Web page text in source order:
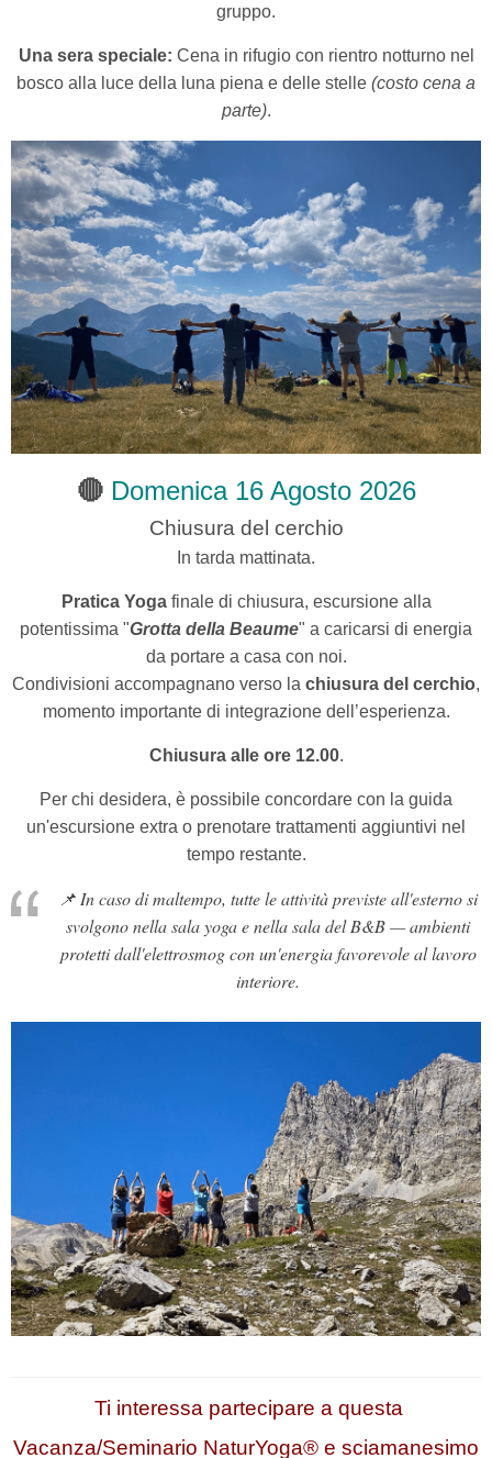
gruppo.
Una sera speciale: Cena in rifugio con rientro notturno nel
bosco alla luce della luna piena e delle stelle (costo cena a
parte).
🔴 Domenica 16 Agosto 2026
Chiusura del cerchio
In tarda mattinata.
Pratica Yogafinale di chiusura, escursione alla
potentissima "Grotta della Beaume" a caricarsi di energia
da portare a casa con noi.
Condivisioni accompagnano verso la chiusura del cerchio,
momento importante di integrazione dell’esperienza.
Chiusura alle ore 12.00.
Per chi desidera, è possibile concordare con la guida
un'escursione extra o prenotare trattamenti aggiuntivi nel
tempo restante.
📌In caso di maltempo, tutte le attività previste all'esterno si
svolgono nella sala yoga e nella sala del B&B — ambienti
protetti dall'elettrosmog con un'energia favorevole al lavoro
interiore.
Ti interessa partecipare a questa
Vacanza/Seminario NaturYoga® e sciamanesimo